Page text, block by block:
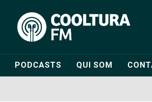
PODCASTS QUI SOM